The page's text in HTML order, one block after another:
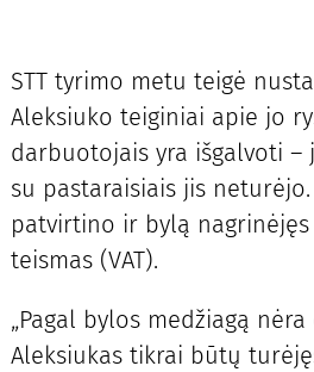
STT tyrimo metu teigė
Aleksiuko teiginiai apie jo
darbuotojais yra išgalvoti –
su pastaraisiais jis
patvirtino ir bylą
teismas (VAT).
„Pagal bylos medžiagą
Aleksiukas tikrai būtų